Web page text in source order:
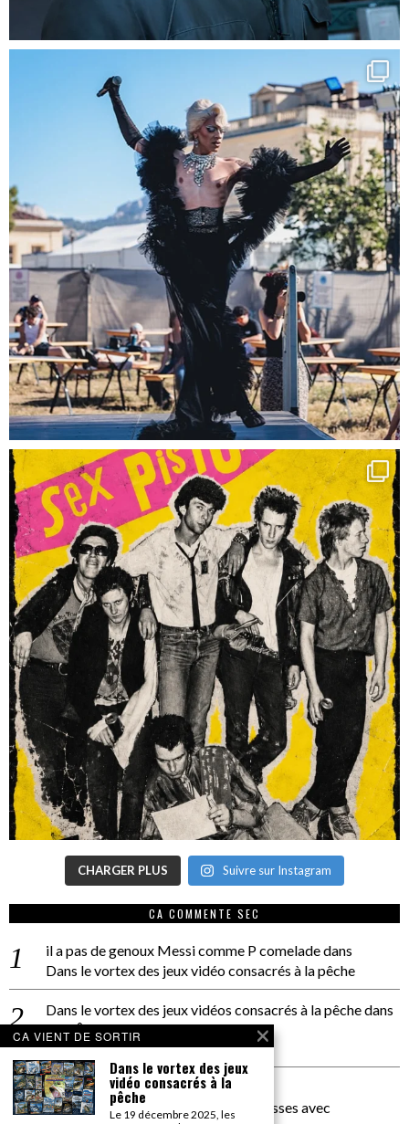
CHARGER PLUS Suivre sur Instagram
CA COMMENTE SEC
il a pas de genoux Messi comme P comeladedans
Dans le vortex des jeux vidéo consacrés à la pêche
Dans le vortex des jeux vidéos consacrés à la pêchedans
PACÔME THIELLEMENT
La séance d’Hip Gnose
La Patrie
dans
On a parlé Dolce Vita et lutte des classes avec
CA VIENT DE SORTIR
Dans le vortex des jeux
vidéo consacrés à la
pêche
Le 19 décembre 2025, les